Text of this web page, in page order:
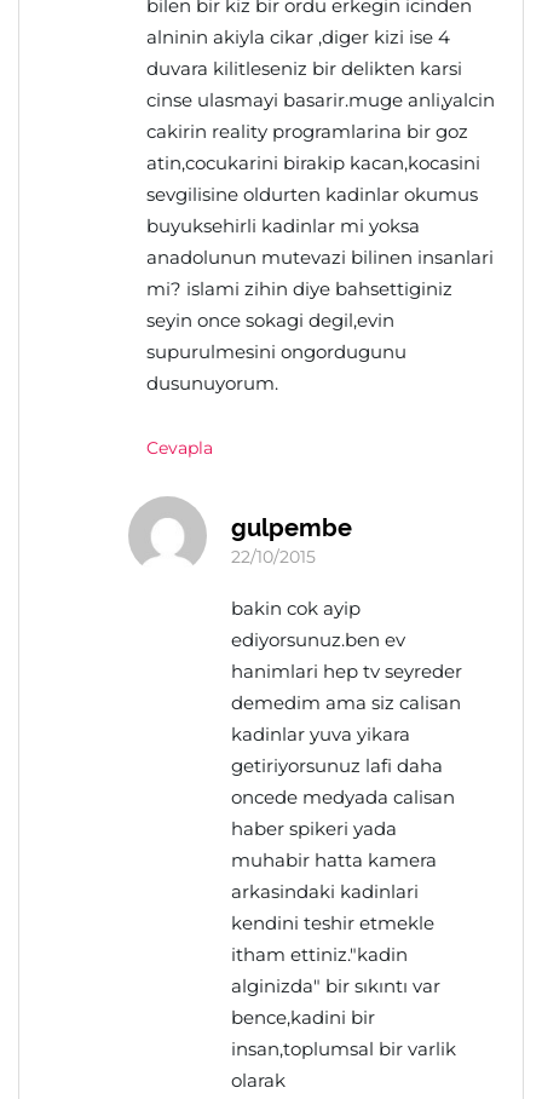
bilen bir kiz bir ordu erkegin icinden
alninin akiyla cikar ,diger kizi ise 4
duvara kilitleseniz bir delikten karsi
cinse ulasmayi basarir.muge anli,yalcin
cakirin reality programlarina bir goz
atin,cocukarini birakip kacan,kocasini
sevgilisine oldurten kadinlar okumus
buyuksehirli kadinlar mi yoksa
anadolunun mutevazi bilinen insanlari
mi? islami zihin diye bahsettiginiz
seyin once sokagi degil,evin
supurulmesini ongordugunu
dusunuyorum.
Cevapla
gulpembe
22/10/2015
bakin cok ayip
ediyorsunuz.ben ev
hanimlari hep tv seyreder
demedim ama siz calisan
kadinlar yuva yikara
getiriyorsunuz lafi daha
oncede medyada calisan
haber spikeri yada
muhabir hatta kamera
arkasindaki kadinlari
kendini teshir etmekle
itham ettiniz."kadin
alginizda" bir sıkıntı var
bence,kadini bir
insan,toplumsal bir varlik
olarak